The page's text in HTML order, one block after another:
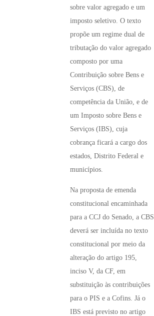
sobre valor agregado e um
imposto seletivo. O texto
propõe um regime dual de
tributação do valor agregado
composto por uma
Contribuição sobre Bens e
Serviços (CBS), de
competência da União, e de
um Imposto sobre Bens e
Serviços (IBS), cuja
cobrança ficará a cargo dos
estados, Distrito Federal e
municípios.
Na proposta de emenda
constitucional encaminhada
para a CCJ do Senado, a CBS
deverá ser incluída no texto
constitucional por meio da
alteração do artigo 195,
inciso V, da CF, em
substituição às contribuições
para o PIS e a Cofins. Já o
IBS está previsto no artigo